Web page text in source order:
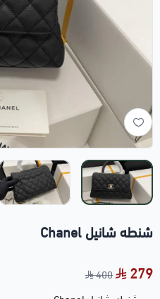
شنطه شانيل Chanel
279
400